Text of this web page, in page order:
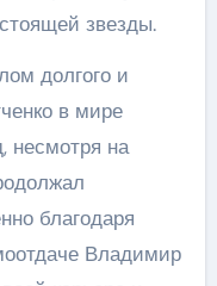
звезды.
долгого и
в мире
несмотря на
благодаря
Владимир